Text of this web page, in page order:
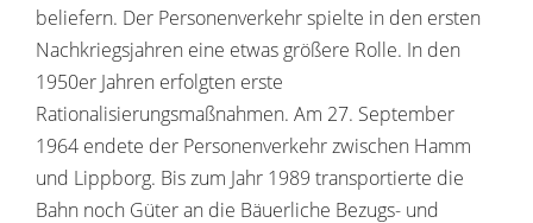
beliefern. Der Personenverkehr spielte in den ersten
Nachkriegsjahren eine etwas größere Rolle. In den
1950er Jahren erfolgten erste
Rationalisierungsmaßnahmen. Am 27. September
1964 endete der Personenverkehr zwischen Hamm
und Lippborg. Bis zum Jahr 1989 transportierte die
Bahn noch Güter an die Bäuerliche Bezugs- und